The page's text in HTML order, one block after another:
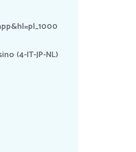
(4-IT-JP-NL)